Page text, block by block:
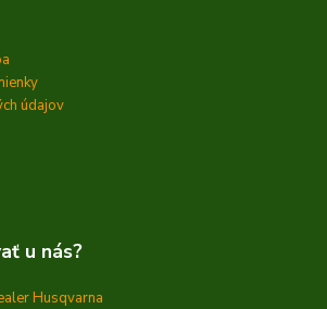
údajov
u nás?
Husqvarna